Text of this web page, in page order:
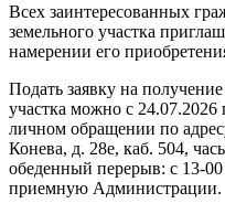
Всех заинтересованных
земельного участка
намерении его
Подать заявку на
участка можно с
личном обращении по
Конева, д. 28е, каб. 504,
обеденный перерыв: с 13-
приемную Администрации.